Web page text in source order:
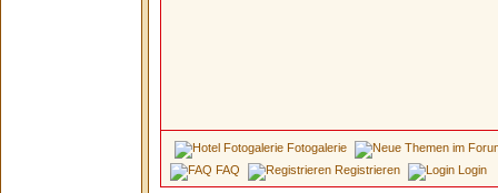
Fotogalerie
FAQ
Registrieren Login